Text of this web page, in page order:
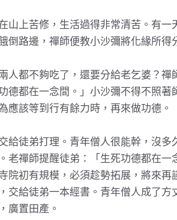
山上苦修，生活過得非常清苦。有一
倒路邊，禪師便教小沙彌將化緣所得
人都不夠吃了，還要分給老乞婆？禪
德都在一念間。」小沙彌不得不照著
應該等到行有餘力時，再來做功德。
給徒弟打理。青年僧人很能幹，沒多
老禪師提醒徒弟：「生死功德都在一
院初有規模，必須趁勢拓展，將來再
交給徒弟一本經書。青年僧人成了方
廣置田產。